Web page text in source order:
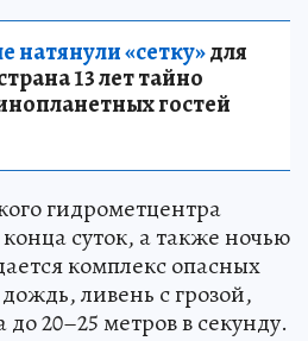
«сетку»для
13 лет тайно
гостей
гидрометцентра
суток, а также ночью
комплекс опасных
ливень с грозой,
20–25 метров в секунду.